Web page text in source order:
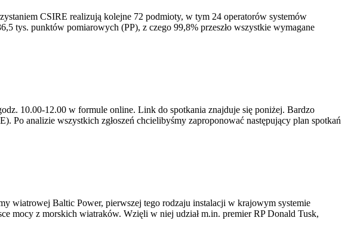
CSIRE realizują kolejne 72 podmioty, w tym 24 operatorów systemów
tys. punktów pomiarowych (PP), z czego 99,8% przeszło wszystkie wymagane
10.00-12.00 w formule online. Link do spotkania znajduje się poniżej. Bardzo
analizie wszystkich zgłoszeń chcielibyśmy zaproponować następujący plan spotkań
wiatrowej Baltic Power, pierwszej tego rodzaju instalacji w krajowym systemie
mocy z morskich wiatraków. Wzięli w niej udział m.in. premier RP Donald Tusk,